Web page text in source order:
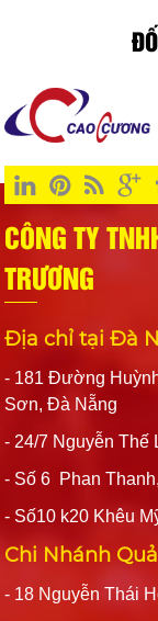
CÔNG TY
TRƯƠNG
Địa chỉ tại Đà
- 181 Đường
Sơn, Đà Nẵng
- 24/7 Nguyễn
- Số 6 Phan
- Số10 k20 Khêu
Chi Nhánh
- 18 Nguyễn Thái